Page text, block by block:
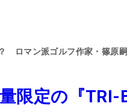
ロマン派ゴルフ作家・篠原
限定の『